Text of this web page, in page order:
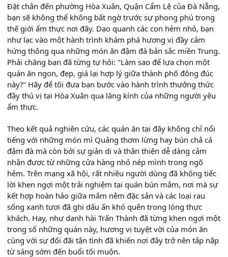
Đặt chân đến phường Hòa Xuân, Quận Cẩm Lệ của Đà Nẵng,
bạn sẽ không thể không bất ngờ trước sự phong phú trong
thế giới ẩm thực nơi đây. Dạo quanh các con hẻm nhỏ, bạn
như lạc vào một hành trình khám phá hương vị đầy cảm
hứng thông qua những món ăn đậm đà bản sắc miền Trung.
Phải chăng bạn đã từng tự hỏi: "Làm sao để lựa chọn một
quán ăn ngon, đẹp, giá lại hợp lý giữa thành phố đông đúc
này?" Hãy để tôi đưa bạn bước vào hành trình thưởng thức
đầy thú vị tại Hòa Xuân qua lăng kính của những người yêu
ẩm thực.
Theo kết quả nghiên cứu, các quán ăn tại đây không chỉ nổi
tiếng với những món mì Quảng thơm lừng hay bún chả cá
đậm đà mà còn bởi sự giản dị và thân thiện dễ dàng cảm
nhận được từ những cửa hàng nhỏ nép mình trong ngõ
hẻm. Trên mạng xã hội, rất nhiều người dùng đã không tiếc
lời khen ngợi một trải nghiệm tại quán bún mắm, nơi mà sự
kết hợp hoàn hảo giữa mắm nêm đặc sản và các loại rau
sống xanh tươi đã ghi dấu ấn khó quên trong lòng thực
khách. Hay, như danh hài Trấn Thành đã từng khen ngợi một
trong số những quán này, hương vị tuyệt vời của món ăn
cùng với sự đối đãi tận tình đã khiến nơi đây trở nên tấp nập
từ sáng sớm đến buổi tối muộn.